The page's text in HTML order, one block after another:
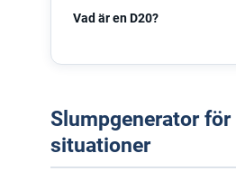
Vad är en D20?
Slumpgenerator för
situationer